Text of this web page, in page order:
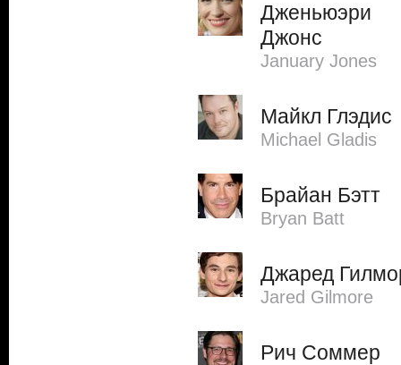
Дженьюэри
Джонс
January Jones
Майкл Глэдис
Michael Gladis
Брайан Бэтт
Bryan Batt
Джаред
Jared Gilmore
Рич Соммер